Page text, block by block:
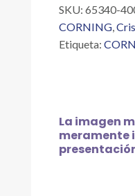
KITAZATO
PYREXPLUS,
L
cantidad
SKU: 65340-
CORNING,
Etiqueta:
La imagen
meramente